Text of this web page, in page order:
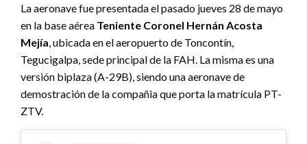
Tucano
La aeronave fue presentada el pasado jueves 28 de mayo
en la base aérea Teniente Coronel Hernán Acosta
Mejía, ubicada en el aeropuerto de Toncontín,
Tegucigalpa, sede principal de la FAH. La misma es una
versión biplaza (A-29B), siendo una aeronave de
demostración de la compañia que porta la matrícula PT-
ZTV.